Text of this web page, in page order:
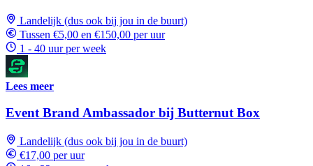
Landelijk (dus ook bij jou in de buurt)
Tussen €5,00 en €150,00 per uur
1 - 40 uur per week
Lees meer
Event Brand Ambassador bij Butternut Box
Landelijk (dus ook bij jou in de buurt)
€17,00 per uur